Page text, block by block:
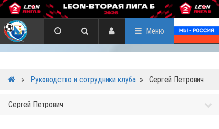
Меню
» Руководство и сотрудники клуба » Сергей Петрович